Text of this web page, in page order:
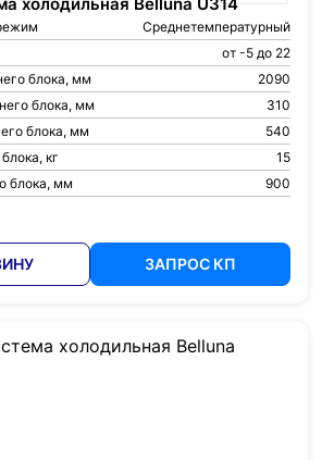
Среднетемпературный
от -5 до 22
блока, мм
2090
блока, мм
310
блока, мм
540
кг
15
блока, мм
900
ЗАПРОС КП